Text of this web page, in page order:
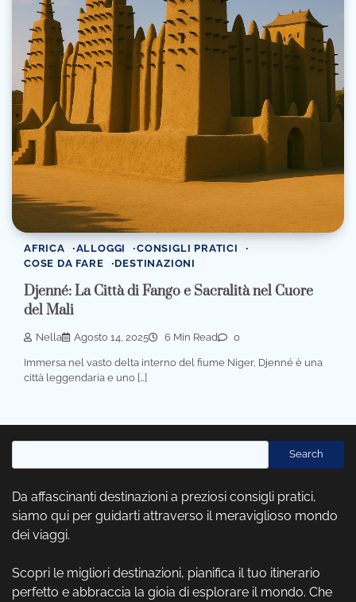
AFRICA ALLOGGI
CONSIGLI PRATICI
COSE DA FARE
DESTINAZIONI
Djenné: La Città di Fango e Sacralità nel Cuore
del Mali
Nella Agosto 14, 2025 6 Min Read 0
Immersa nel vasto delta interno del fiume Niger, Djenné è una
città leggendaria e uno […]
Search
Da affascinanti destinazioni a preziosi consigli pratici,
siamo qui per guidarti attraverso il meraviglioso mondo
dei viaggi.
Scopri le migliori destinazioni, pianifica il tuo itinerario
perfetto e abbraccia la gioia di esplorare il mondo. Che